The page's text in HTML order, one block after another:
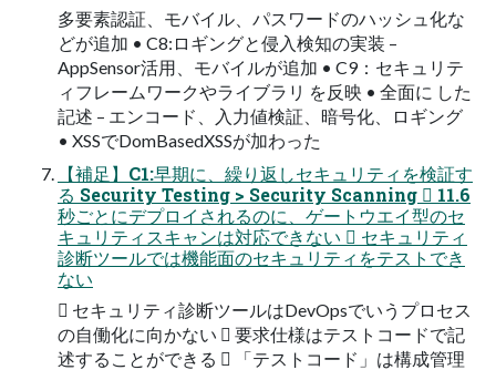
多要素認証、モバイル、パスワードのハッシュ化な
どが追加 • C8:ロギングと侵入検知の実装 –
AppSensor活用、モバイルが追加 • C9：セキュリテ
ィフレームワークやライブラリ を反映 • 全面に した
記述 – エンコード、入力値検証、暗号化、ロギング
• XSSでDomBasedXSSが加わった
【補足】C1:早期に、繰り返しセキュリティを検証す
る Security Testing > Security Scanning  11.6
秒ごとにデプロイされるのに、ゲートウエイ型のセ
キュリティスキャンは対応できない  セキュリティ
診断ツールでは機能面のセキュリティをテストでき
ない
 セキュリティ診断ツールはDevOpsでいうプロセス
の自働化に向かない  要求仕様はテストコードで記
述することができる  「テストコード」は構成管理